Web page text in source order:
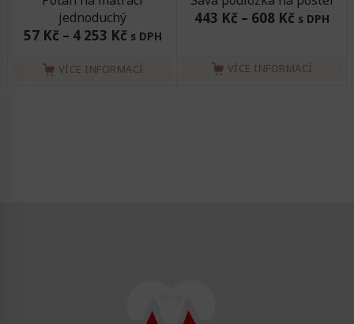
jednoduchý
57 Kč– 4 253 Kč s DPH
VÍCE INFORMACÍ
443 Kč– 608 Kč s DPH
VÍCE INFORMACÍ